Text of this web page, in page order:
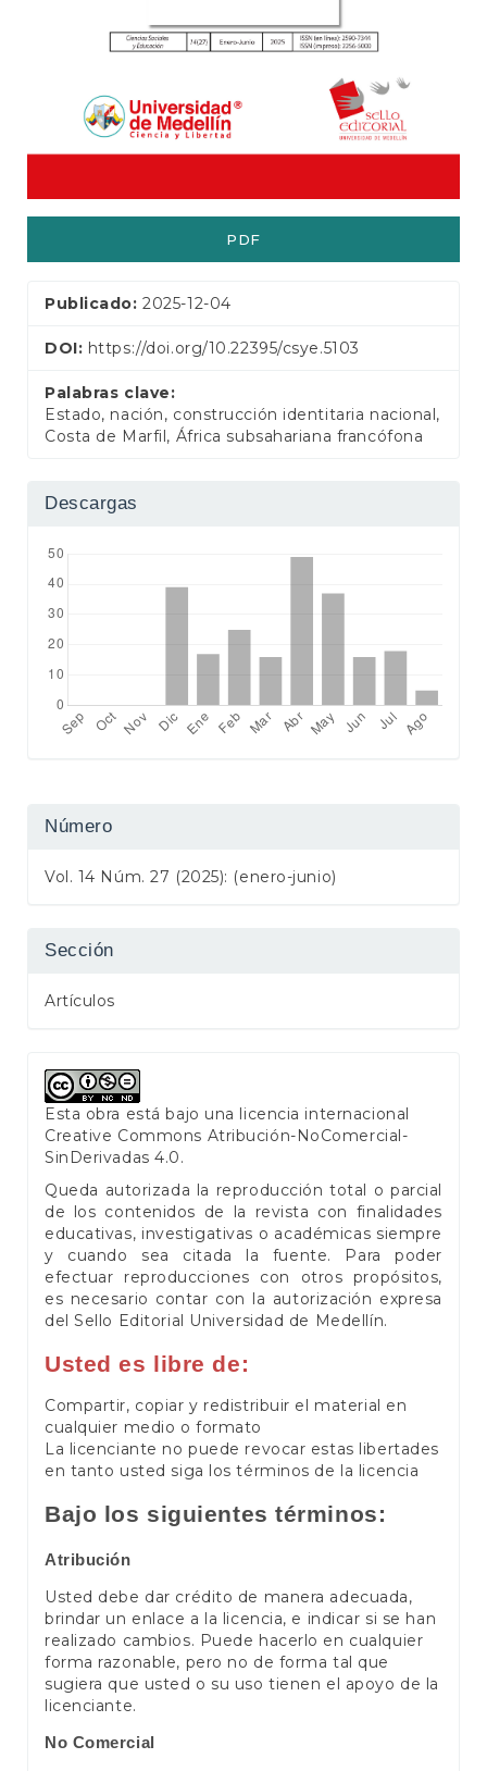
PDF
Publicado:2025-12-04
DOI: https://doi.org/10.22395/csye.5103
Palabras clave:
Estado, nación, construcción identitaria nacional,
Costa de Marfil, África subsahariana francófona
Descargas
Número
Vol. 14 Núm. 27 (2025): (enero-junio)
Sección
Artículos
Esta obra está bajo una licencia internacional
Creative Commons Atribución-NoComercial-
SinDerivadas 4.0.
Queda autorizada la reproducción total o parcial
de los contenidos de la revista con finalidades
educativas, investigativas o académicas siempre
y cuando sea citada la fuente. Para poder
efectuar reproducciones con otros propósitos,
es necesario contar con la autorización expresa
del Sello Editorial Universidad de Medellín.
Usted es libre de:
Compartir, copiar y redistribuir el material en
cualquier medio o formato
La licenciante no puede revocar estas libertades
en tanto usted siga los términos de la licencia
Bajo los siguientes términos:
Atribución
Usted debe dar crédito de manera adecuada,
brindar un enlace a la licencia, e indicar si se han
realizado cambios. Puede hacerlo en cualquier
forma razonable, pero no de forma tal que
sugiera que usted o su uso tienen el apoyo de la
licenciante.
No Comercial